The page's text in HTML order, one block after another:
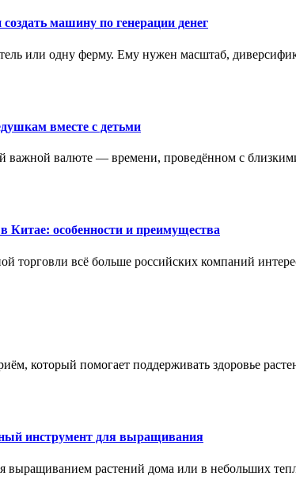
машину по генерации денег
или одну ферму. Ему нужен масштаб,
вместе с детьми
важной валюте — времени, проведённом с
Китае: особенности и преимущества
торговли всё больше российских компаний
который помогает поддерживать здоровье
инструмент для выращивания
выращиванием растений дома или в небольших